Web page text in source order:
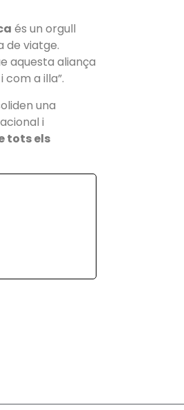
és un orgull
de viatge.
aquesta aliança
a illa”.
una
i
tots els